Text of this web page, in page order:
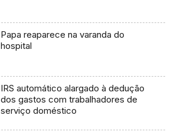
Papa reaparece na varanda do
hospital
IRS automático alargado à dedução
dos gastos com trabalhadores de
serviço doméstico